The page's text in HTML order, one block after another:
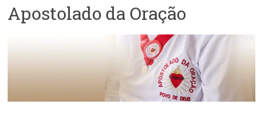
–
Paulo
Apostolado da Oração